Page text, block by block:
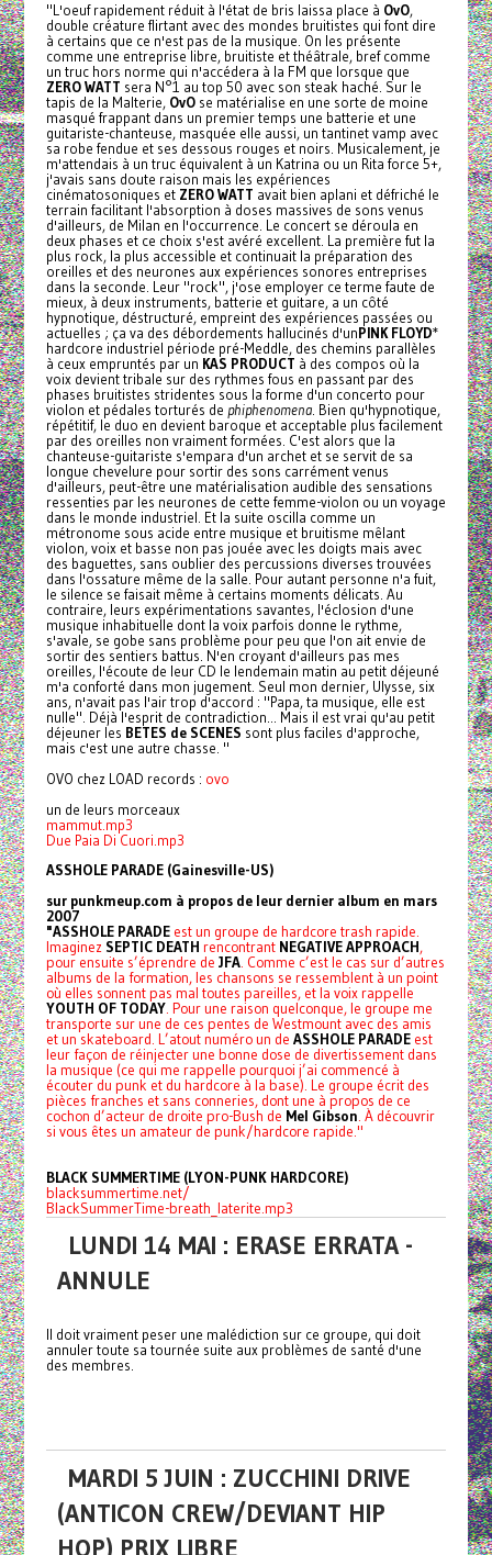
"L'oeuf rapidement réduit à l'état de bris laissa place à OvO,
double créature flirtant avec des mondes bruitistes qui font dire
à certains que ce n'est pas de la musique. On les présente
comme une entreprise libre, bruitiste et théâtrale, bref comme
un truc hors norme qui n'accédera à la FM que lorsque que
ZERO WATT sera N°1 au top 50 avec son steak haché. Sur le
tapis de la Malterie, OvOse matérialise en une sorte de moine
masqué frappant dans un premier temps une batterie et une
guitariste-chanteuse, masquée elle aussi, un tantinet vamp avec
sa robe fendue et ses dessous rouges et noirs. Musicalement, je
m'attendais à un truc équivalent à un Katrina ou un Rita force 5+,
j'avais sans doute raison mais les expériences
cinématosoniques et ZERO WATT avait bien aplani et défriché le
terrain facilitant l'absorption à doses massives de sons venus
d'ailleurs, de Milan en l'occurrence. Le concert se déroula en
deux phases et ce choix s'est avéré excellent. La première fut la
plus rock, la plus accessible et continuait la préparation des
oreilles et des neurones aux expériences sonores entreprises
dans la seconde. Leur "rock", j'ose employer ce terme faute de
mieux, à deux instruments, batterie et guitare, a un côté
hypnotique, déstructuré, empreint des expériences passées ou
actuelles ; ça va des débordements hallucinés d'unPINK FLOYD*
hardcore industriel période pré-Meddle, des chemins parallèles
à ceux empruntés par un KAS PRODUCT à des compos où la
voix devient tribale sur des rythmes fous en passant par des
phases bruitistes stridentes sous la forme d'un concerto pour
violon et pédales torturés de phiphenomena. Bien qu'hypnotique,
répétitif, le duo en devient baroque et acceptable plus facilement
par des oreilles non vraiment formées. C'est alors que la
chanteuse-guitariste s'empara d'un archet et se servit de sa
longue chevelure pour sortir des sons carrément venus
d'ailleurs, peut-être une matérialisation audible des sensations
ressenties par les neurones de cette femme-violon ou un voyage
dans le monde industriel. Et la suite oscilla comme un
métronome sous acide entre musique et bruitisme mêlant
violon, voix et basse non pas jouée avec les doigts mais avec
des baguettes, sans oublier des percussions diverses trouvées
dans l'ossature même de la salle. Pour autant personne n'a fuit,
le silence se faisait même à certains moments délicats. Au
contraire, leurs expérimentations savantes, l'éclosion d'une
musique inhabituelle dont la voix parfois donne le rythme,
s'avale, se gobe sans problème pour peu que l'on ait envie de
sortir des sentiers battus. N'en croyant d'ailleurs pas mes
oreilles, l'écoute de leur CD le lendemain matin au petit déjeuné
m'a conforté dans mon jugement. Seul mon dernier, Ulysse, six
ans, n'avait pas l'air trop d'accord : "Papa, ta musique, elle est
nulle". Déjà l'esprit de contradiction... Mais il est vrai qu'au petit
déjeuner les BETES de SCENES sont plus faciles d'approche,
mais c'est une autre chasse. "
OVO chez LOAD records : ovo
un de leurs morceaux
mammut.mp3
Due Paia Di Cuori.mp3
ASSHOLE PARADE (Gainesville-US)
sur punkmeup.com à propos de leur dernier album en mars
2007
"ASSHOLE PARADEest un groupe de hardcore trash rapide.
Imaginez SEPTIC DEATH rencontrant NEGATIVE APPROACH,
pour ensuite s’éprendre de JFA. Comme c’est le cas sur d’autres
albums de la formation, les chansons se ressemblent à un point
où elles sonnent pas mal toutes pareilles, et la voix rappelle
YOUTH OF TODAY. Pour une raison quelconque, le groupe me
transporte sur une de ces pentes de Westmount avec des amis
et un skateboard. L’atout numéro un de ASSHOLE PARADEest
leur façon de réinjecter une bonne dose de divertissement dans
la musique (ce qui me rappelle pourquoi j’ai commencé à
écouter du punk et du hardcore à la base). Le groupe écrit des
pièces franches et sans conneries, dont une à propos de ce
cochon d’acteur de droite pro-Bush de Mel Gibson. À découvrir
si vous êtes un amateur de punk/hardcore rapide."
BLACK SUMMERTIME (LYON-PUNK HARDCORE)
blacksummertime.net/
BlackSummerTime-breath_laterite.mp3
LUNDI 14 MAI : ERASE ERRATA -
ANNULE
Il doit vraiment peser une malédiction sur ce groupe, qui doit
annuler toute sa tournée suite aux problèmes de santé d'une
des membres.
MARDI 5 JUIN : ZUCCHINI DRIVE
(ANTICON CREW/DEVIANT HIP
HOP) PRIX LIBRE